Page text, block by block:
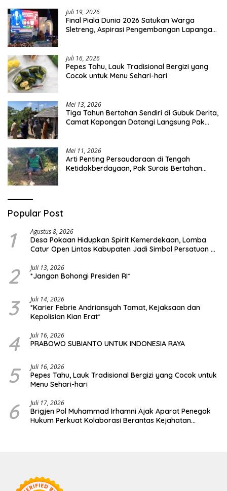
Juli 19, 2026
Final Piala Dunia 2026 Satukan Warga
Sletreng, Aspirasi Pengembangan Lapangan
Juli 16, 2026
Pepes Tahu, Lauk Tradisional Bergizi yang
Cocok untuk Menu Sehari-hari
Mei 13, 2026
Tiga Tahun Bertahan Sendiri di Gubuk Derita,
Camat Kapongan Datangi Langsung Pak
Mei 11, 2026
Arti Penting Persaudaraan di Tengah
Ketidakberdayaan, Pak Surais Bertahan
Popular Post
1 Agustus 8, 2026
Desa Pokaan Hidupkan Spirit Kemerdekaan, Lomba
Catur Open Lintas Kabupaten Jadi Simbol Persatuan di
2 Juli 13, 2026
*Jangan Bohongi Presiden RI*
3 Juli 14, 2026
*Karier Febrie Andriansyah Tamat, Kejaksaan dan
Kepolisian Kian Erat*
4 Juli 16, 2026
PRABOWO SUBIANTO UNTUK INDONESIA RAYA
5 Juli 16, 2026
Pepes Tahu, Lauk Tradisional Bergizi yang Cocok untuk
Menu Sehari-hari
6 Juli 17, 2026
Brigjen Pol Muhammad Irhamni Ajak Aparat Penegak
Hukum Perkuat Kolaborasi Berantas Kejahatan